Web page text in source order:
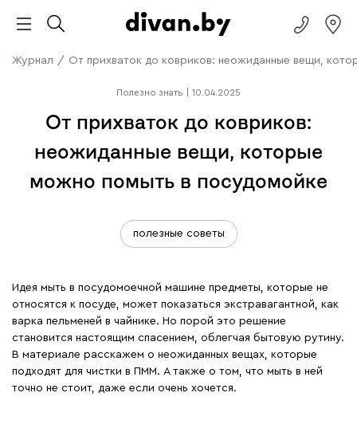
Журнал / От прихваток до ковриков: неожиданные вещи,
Полезно знать 10.04.2025
От прихваток до ковриков:
неожиданные вещи, которые
можно помыть в посудомойке
полезные советы
Идея мыть в посудомоечной машине предметы, которые не
относятся к посуде, может показаться экстравагантной, как
варка пельменей в чайнике. Но порой это решение
становится настоящим спасением, облегчая бытовую рутину.
В материале расскажем о неожиданных вещах, которые
подходят для чистки в ПММ. А также о том, что мыть в ней
точно не стоит, даже если очень хочется.